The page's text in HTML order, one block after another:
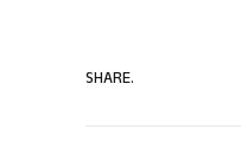
SHARE.